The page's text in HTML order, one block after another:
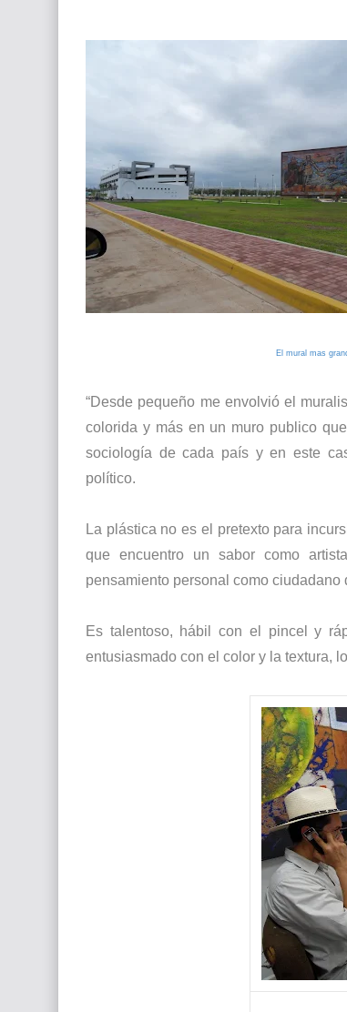
El mural mas
“Desde pequeño me envolvió el
colorida y más en un muro publico
sociología de cada país y en este
político.
La plástica no es el pretexto para
que encuentro un sabor como
pensamiento personal como
Es talentoso, hábil con el pincel y
entusiasmado con el color y la textura,